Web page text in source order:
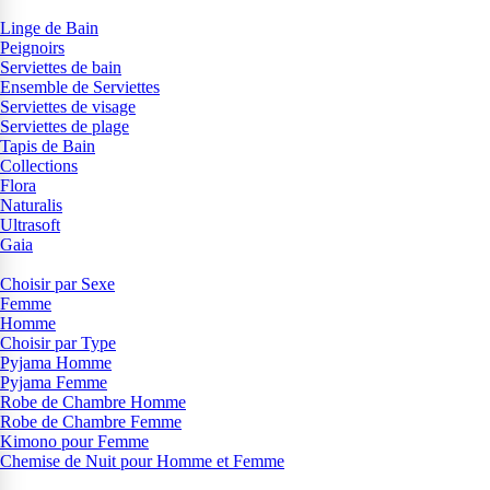
Linge de Bain
Peignoirs
Serviettes de bain
Ensemble de Serviettes
Serviettes de visage
Serviettes de plage
Tapis de Bain
Collections
Flora
Naturalis
Ultrasoft
Gaia
Choisir par Sexe
Femme
Homme
Choisir par Type
Pyjama Homme
Pyjama Femme
Robe de Chambre Homme
Robe de Chambre Femme
Kimono pour Femme
Chemise de Nuit pour Homme et Femme